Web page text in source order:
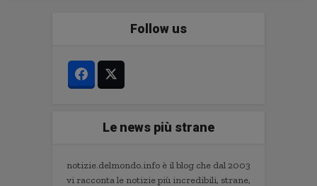
Follow us
Le news più strane
notizie.delmondo.info è il blog che dal 2003
vi racconta le notizie più incredibili, strane,